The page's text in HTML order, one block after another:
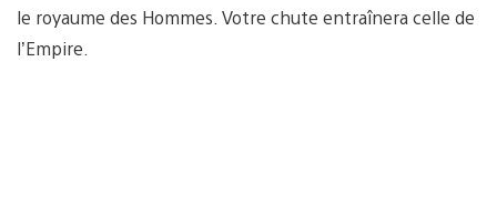
le royaume des Hommes. Votre chute entraînera celle de
l’Empire.